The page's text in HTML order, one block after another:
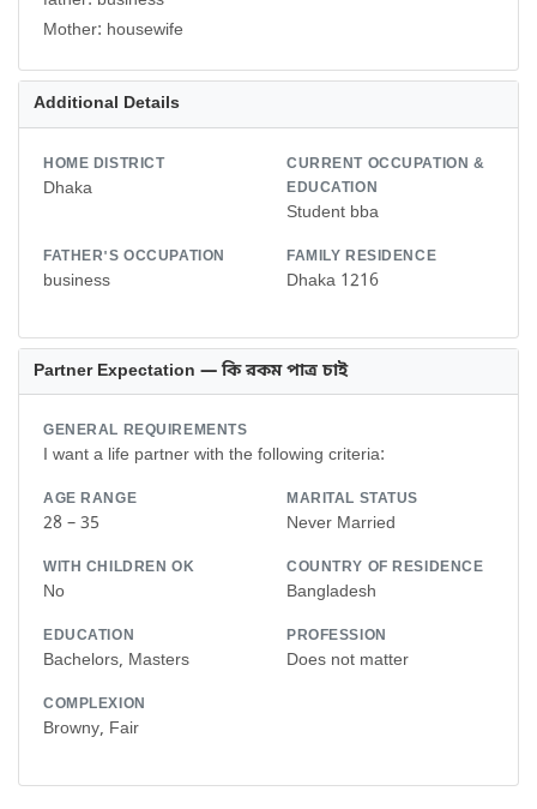
Additional Details
HOME DISTRICT
Dhaka
CURRENT OCCUPATION &
EDUCATION
Student bba
FATHER'S OCCUPATION
business
FAMILY RESIDENCE
Dhaka 1216
Partner Expectation — কি রকম পাত্র চাই
GENERAL REQUIREMENTS
I want a life partner with the following criteria:
AGE RANGE
28 – 35
MARITAL STATUS
Never Married
WITH CHILDREN OK
No
COUNTRY OF RESIDENCE
Bangladesh
EDUCATION
Bachelors, Masters
PROFESSION
Does not matter
COMPLEXION
Browny, Fair